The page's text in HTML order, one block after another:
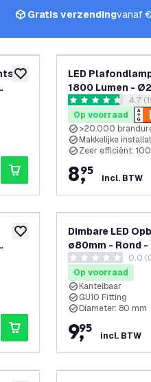
toevoegen aan verlanglijst
-
LED
1800 Lumen -
4.7 score sterren4.7
Op voorraad
>20.000
Makkelijke
Zeer efficiënt:
8,
95
incl. BTW
toevoegen aan verlanglijst
Dimbare LED
ø80mm - Rond -
Fitting -
0 score sterren0.0
Op voorraad
Kantelbaar
GU10 Fitting
Diameter: 80 mm
9,
95
incl. BTW
Gratis verzendingvanaf